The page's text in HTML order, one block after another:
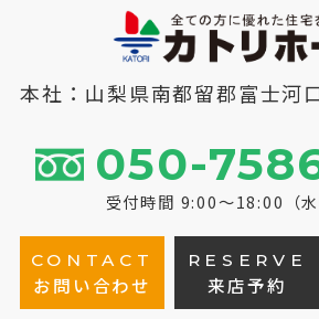
本社：山梨県南都留郡富士河
050-
受付時間 9:00～18:00（水
CONTACT
お問い合わせ
RESERVE
来店予約